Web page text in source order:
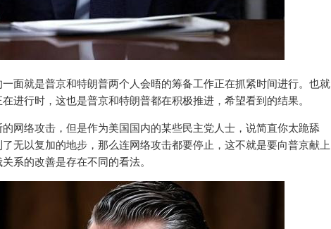
面就是普京和特朗普两个人会晤的筹备工作正在抓紧时间进行。也就
进行时，这也是普京和特朗普都在积极推进，希望看到的结果。
网络攻击，但是作为美国国内的某些民主党人士，说简直你太跪舔
无以复加的地步，那么连网络攻击都要停止，这不就是要向普京献上
系的改善是存在不同的看法。